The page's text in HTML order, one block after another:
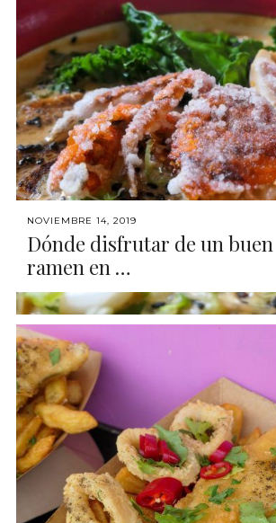
NOVIEMBRE 14, 2019
Dónde disfrutar de un buen
ramen en …